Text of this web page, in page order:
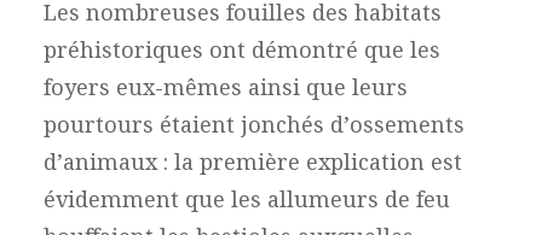
Les nombreuses fouilles des habitats
préhistoriques ont démontré que les
foyers eux-mêmes ainsi que leurs
pourtours étaient jonchés d’ossements
d’animaux : la première explication est
évidemment que les allumeurs de feu